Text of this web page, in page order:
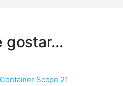
gostar…